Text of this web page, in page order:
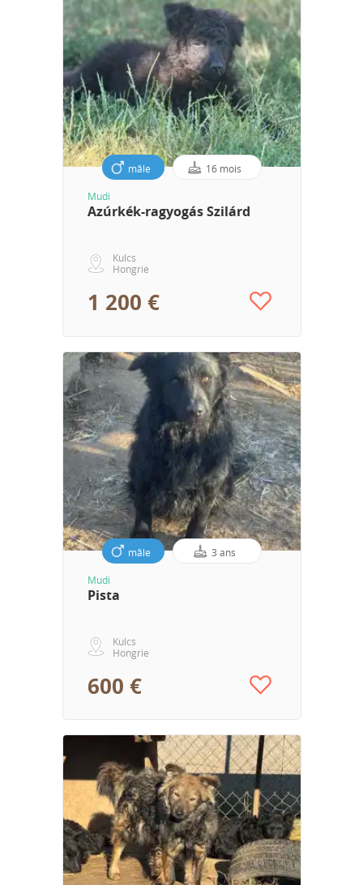
mâle 16 mois
Mudi
Azúrkék-ragyogás Szilárd
Kulcs
Hongrie
1 200 €
mâle 3 ans
Mudi
Pista
Kulcs
Hongrie
600 €